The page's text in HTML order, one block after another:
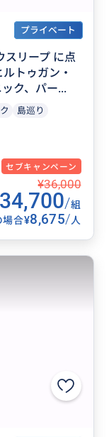
プライベート
スリープ に点
トゥガン・
ク、パー...
島巡り
セブキャンペーン
¥36,000
34,700/組
場合¥8,675/人